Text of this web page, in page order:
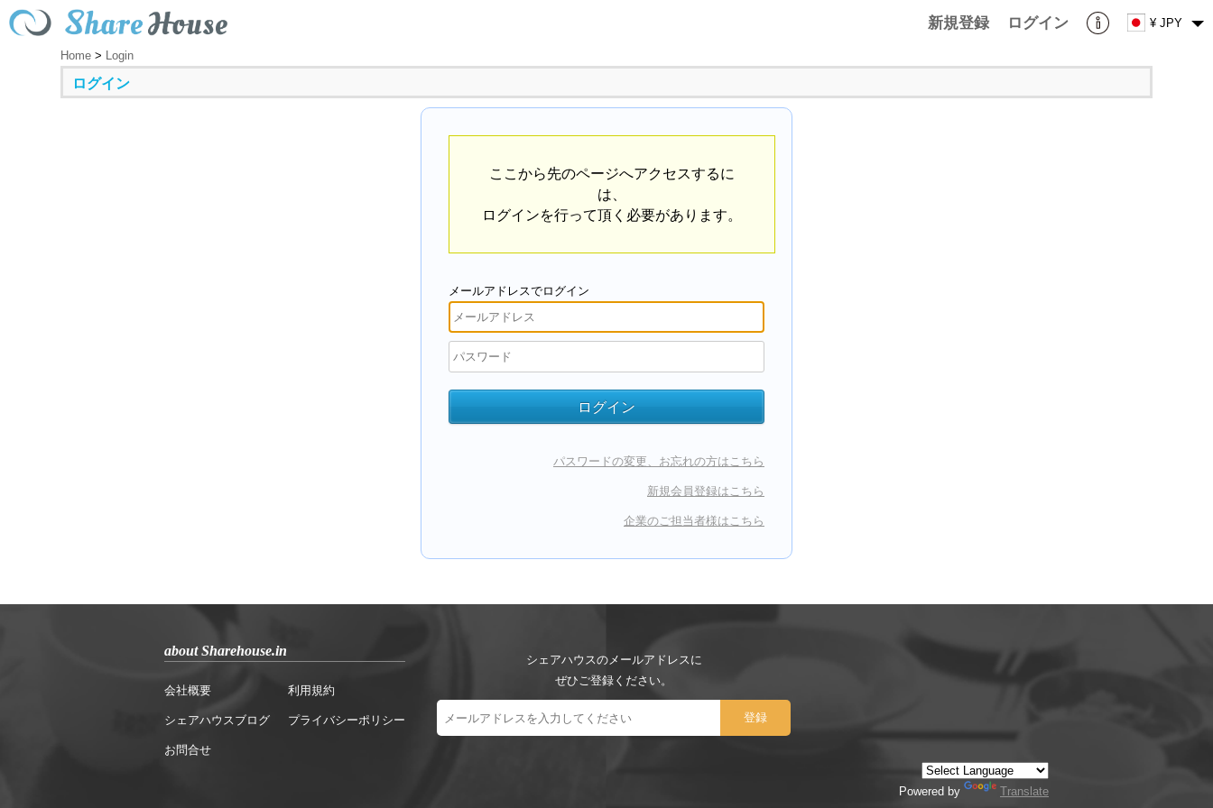
新規登録 ログイン ¥ JPY
Home > Login
ログイン
ここから先のページへアクセスするに
は、
ログインを行って頂く必要があります。
メールアドレスでログイン
パスワードの変更、お忘れの方はこちら
新規会員登録はこちら
企業のご担当者様はこちら
about Sharehouse.in
会社概要
シェアハウスブログ
お問合せ
利用規約
プライバシーポリシー
シェアハウスのメールアドレスに
ぜひご登録ください。
Powered by Translate